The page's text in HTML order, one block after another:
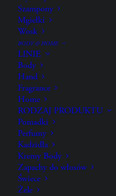
Szampony
Mgiełki
Wosk
BODY & HOME
LINIE
Body
Hand
Fragrance
Home
RODZAJ PRODUKTU
Pomadki
Perfumy
Kadzidła
Kremy Body
Zapachy do włosów
Świece
Żele
Termoochronny krem do
którzy chcą stylowych
ZA CO JĄ KOCHAMY?
JAK UŻYWAĆ?
SKŁADNIKI
POŁĄCZ Z: